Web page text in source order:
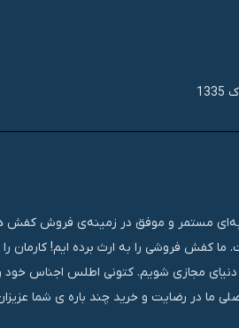
اطلس با بیش از 10 سال تجربه‌ای مستمر و موفق در
ما کفش فروشی را به ارث برده ایم!
دنیای مجازی شویم. کتونی اطلس اجناس
ما در رضایت و خرید چند باره ی شما